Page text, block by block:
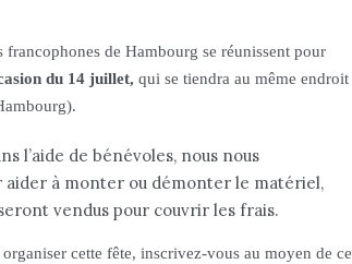
de Hambourg se réunissent pour
du 14 juillet, qui se tiendra au même endroit
l’aide de bénévoles, nous nous
aider à monter ou démonter le matériel,
vendus pour couvrir les frais.
organiser cette fête, inscrivez-vous au moyen de ce